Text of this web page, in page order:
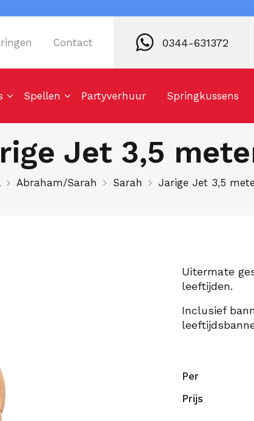
Contact 0344-631372
Spellen Partyverhuur Springkussens
Jet 3,5
Abraham/Sarah Sarah Jarige Jet 3,5
Uitermate
leeftijden.
Inclusief
Per
Prijs